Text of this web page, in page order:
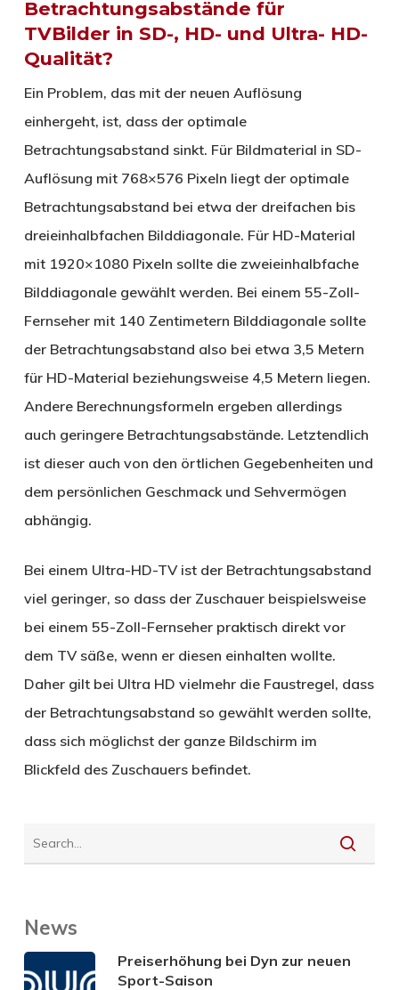
Betrachtungsabstände für
TVBilder in SD-, HD- und Ultra- HD-
Qualität?
Ein Problem, das mit der neuen Auflösung
einhergeht, ist, dass der optimale
Betrachtungsabstand sinkt. Für Bildmaterial in SD-
Auflösung mit 768×576 Pixeln liegt der optimale
Betrachtungsabstand bei etwa der dreifachen bis
dreieinhalbfachen Bilddiagonale. Für HD-Material
mit 1920×1080 Pixeln sollte die zweieinhalbfache
Bilddiagonale gewählt werden. Bei einem 55-Zoll-
Fernseher mit 140 Zentimetern Bilddiagonale sollte
der Betrachtungsabstand also bei etwa 3,5 Metern
für HD-Material beziehungsweise 4,5 Metern liegen.
Andere Berechnungsformeln ergeben allerdings
auch geringere Betrachtungsabstände. Letztendlich
ist dieser auch von den örtlichen Gegebenheiten und
dem persönlichen Geschmack und Sehvermögen
abhängig.
Bei einem Ultra-HD-TV ist der Betrachtungsabstand
viel geringer, so dass der Zuschauer beispielsweise
bei einem 55-Zoll-Fernseher praktisch direkt vor
dem TV säße, wenn er diesen einhalten wollte.
Daher gilt bei Ultra HD vielmehr die Faustregel, dass
der Betrachtungsabstand so gewählt werden sollte,
dass sich möglichst der ganze Bildschirm im
Blickfeld des Zuschauers befindet.
News
Preiserhöhung bei Dyn zur neuen
Sport-Saison